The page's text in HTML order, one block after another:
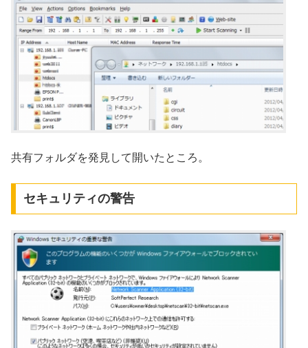
共有フォルダを発見して開いたところ。
セキュリティの警告